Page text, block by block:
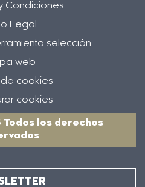
y Condiciones
Legal
selección
web
de cookies
cookies
Todos los derechos